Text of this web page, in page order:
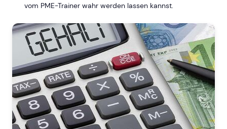
vom PME-Trainer wahr werden lassen kannst.